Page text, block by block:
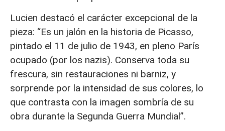
Lucien destacó el carácter excepcional de la
pieza: “Es un jalón en la historia de Picasso,
pintado el 11 de julio de 1943, en pleno París
ocupado (por los nazis). Conserva toda su
frescura, sin restauraciones ni barniz, y
sorprende por la intensidad de sus colores, lo
que contrasta con la imagen sombría de su
obra durante la Segunda Guerra Mundial”.